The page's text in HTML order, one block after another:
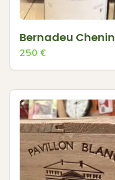
Bernadeu
250 €